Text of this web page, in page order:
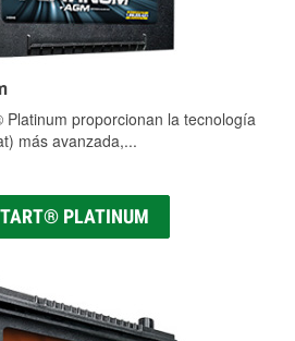
proporcionan la tecnología
más avanzada,...
PLATINUM